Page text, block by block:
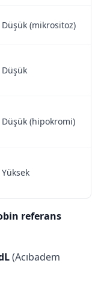
Düşük (mikrositoz)
Düşük
Düşük (hipokromi)
Yüksek
referans
(Acıbadem